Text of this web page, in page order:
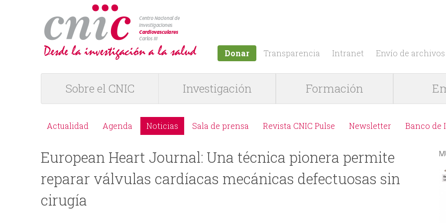
Donar Transparencia Intranet Envío de archivos
Sobre el CNIC Investigación Formación
e
n
Actualidad Agenda Noticias Sala de prensa Revista CNIC Pulse Newsletter Banco de
European Heart Journal: Una técnica pionera permite
reparar válvulas cardíacas mecánicas defectuosas sin
cirugía